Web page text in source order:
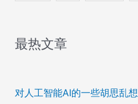
最热文章
对人工智能AI的一些胡思乱想